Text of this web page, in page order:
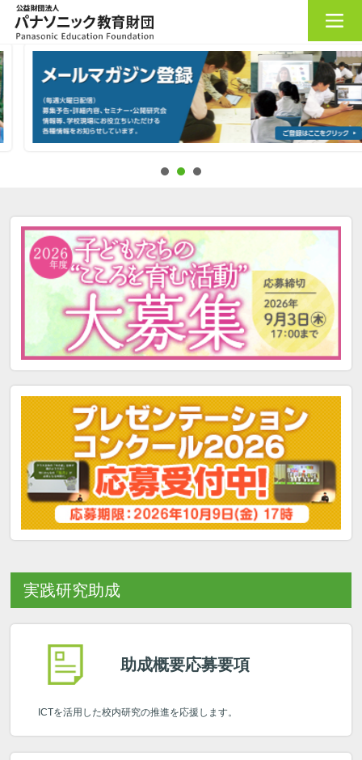
実践研究助成
助成概要応募要項
ICTを活用した校内研究の推進を応援します。